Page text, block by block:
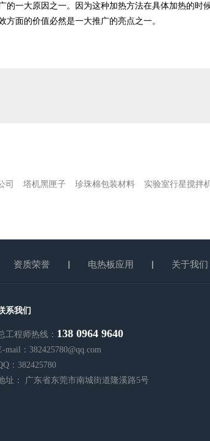
一大原因之一。因为这种加热方法在具体加热的时
面的价值必然是一大推广的亮点之一。
司 塔机黑匣子 珍珠棉包装材料 实验室行星搅拌
资质荣誉 电热板应用 关于我们
系我们
工程师热线： 138 0964 9640
mail：382425780@qq.com
：382425780
址： 广东省东莞市南城街道隆溪路5号